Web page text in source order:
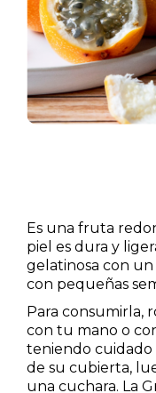
Es una fruta
piel es dura y
gelatinosa con
con pequeñas
Para consumirla,
con tu mano o
teniendo cuidado
de su cubierta,
una cuchara. La